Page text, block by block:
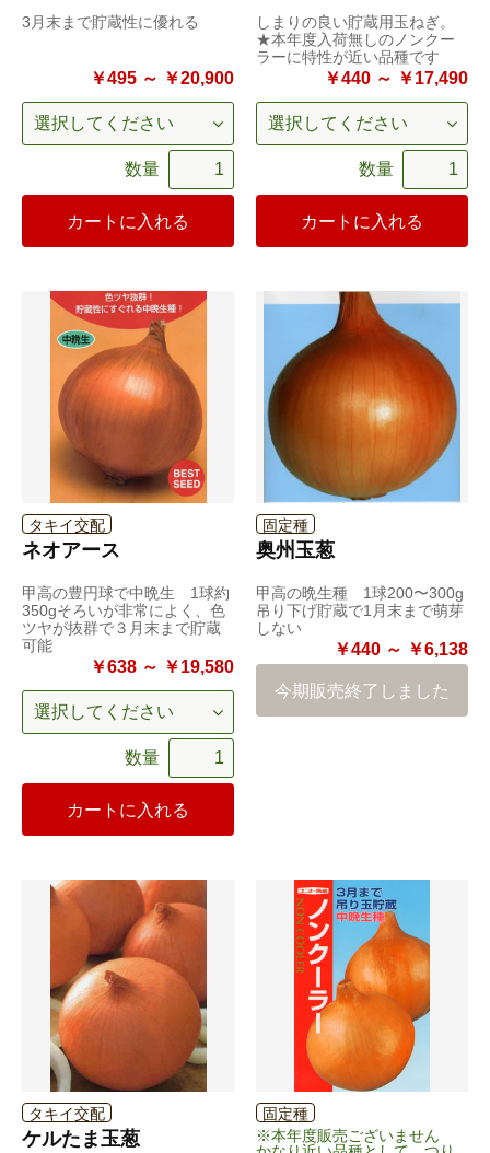
3月末まで貯蔵性に優れる
￥495 ～ ￥20,900
数量
カートに入れる
しまりの良い貯蔵用玉ねぎ。
★本年度入荷無しのノンクー
ラーに特性が近い品種です
￥440 ～ ￥17,490
数量
カートに入れる
タキイ交配
ネオアース
甲高の豊円球で中晩生 1球約
350gそろいが非常によく、色
ツヤが抜群で３月末まで貯蔵
可能
￥638 ～ ￥19,580
数量
カートに入れる
固定種
奥州玉葱
甲高の晩生種 1球200〜300g
吊り下げ貯蔵で1月末まで萌芽
しない
￥440 ～ ￥6,138
今期販売終了しました
タキイ交配
ケルたま玉葱
固定種
※本年度販売ございません